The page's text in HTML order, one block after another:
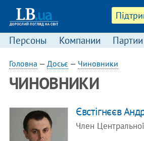
Персоны Компании
Головна — Досьє — Чиновники
ЧИНОВНИКИ
Євстігнєєв
Член